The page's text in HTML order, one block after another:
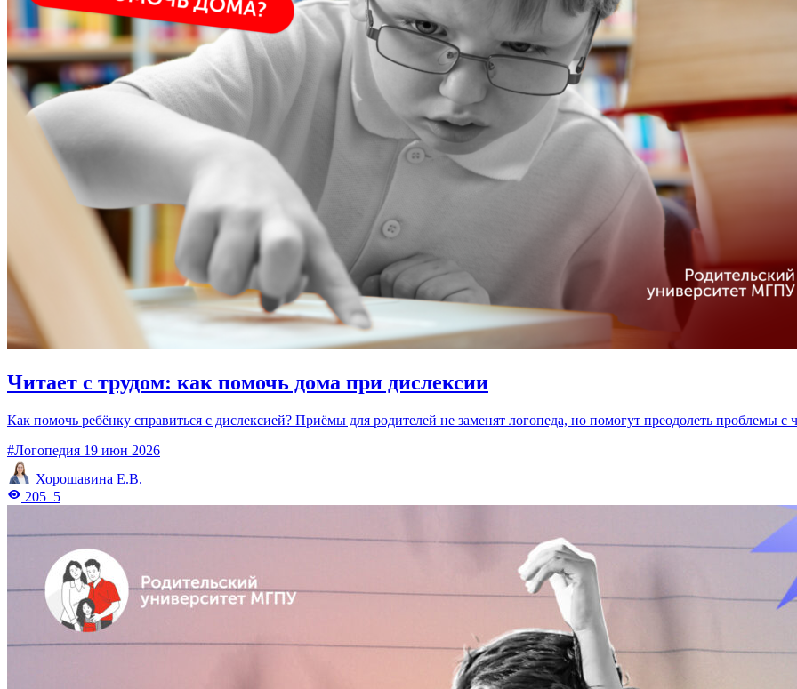
Читает с трудом: как помочь дома при дислексии
Как помочь ребёнку справиться с дислексией? Приёмы для родителей не заменят логопеда, но помогут преодолеть проблемы с
#Логопедия 19 июн 2026
Хорошавина Е.В.
205 5